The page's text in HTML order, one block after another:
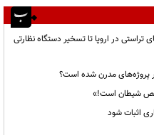
در اروپا تا تسخیر دستگاه نظارتی
پروژه‌های مدرن شده است؟
شیطان است!»
اثبات شود